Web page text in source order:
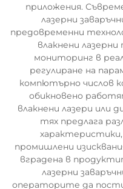
приложения.
лазерни
предовременни
влакнени
мониторинг в
регулиране на
компютърно числов
обикновено
влакнени лазери или
тях предлага
характеристики,
промишлени
вградена в
лазерни
операторите да